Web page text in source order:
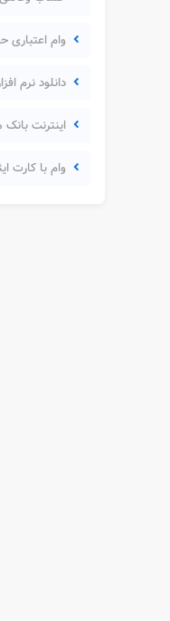
وام اعتباری
دانلود نرم
اینترنت
وام با کارت